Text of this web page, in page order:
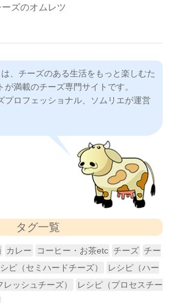
ズのオムレツ
、チーズのある生活をもっと楽しむた
満載のチーズ専門サイトです。
プロフェッショナル、ソムリエが運営
タグ一覧
カレー コーヒー・お茶etc チーズ チー
ピ（セミハードチーズ）
レシピ（ハー
レッシュチーズ）
レシピ（プロセスチー